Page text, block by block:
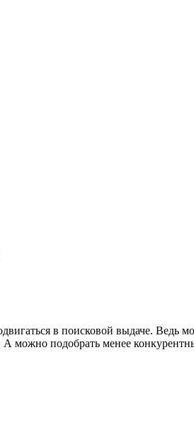
в поисковой выдаче. Ведь
можно подобрать менее